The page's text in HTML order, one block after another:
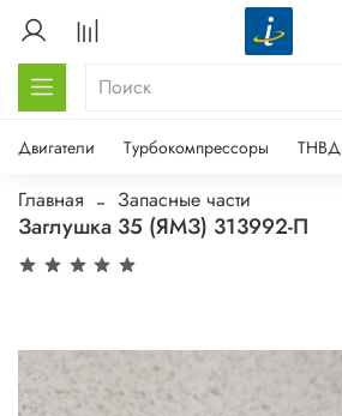
Двигатели Турбокомпрессоры ТНВД
Главная Запасные части
Заглушка 35 (ЯМЗ) 313992-П